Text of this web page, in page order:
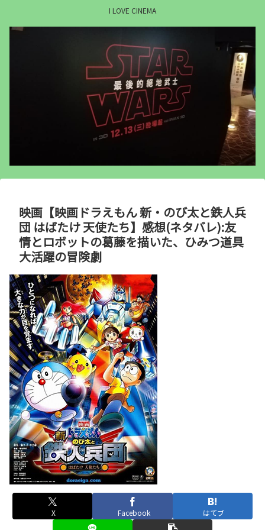
I LOVE CINEMA
映画【映画ドラえもん 新・のび太と鉄人兵
団 はばたけ 天使たち】感想(ネタバレ):友
情とロボットの葛藤を描いた、ひみつ道具
大活躍の冒険劇
X Facebook はてブ